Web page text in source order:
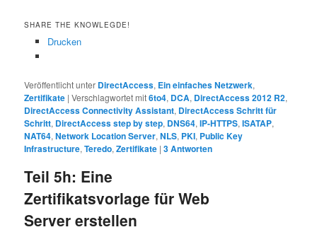
SHARE THE KNOWLEGDE!
Drucken
Veröffentlicht unter DirectAccess, Ein einfaches Netzwerk,
Zertifikate |Verschlagwortet mit6to4, DCA, DirectAccess 2012 R2,
DirectAccess Connectivity Assistant, DirectAccess Schritt für
Schritt, DirectAccess step by step, DNS64,IP-HTTPS,ISATAP,
NAT64,Network Location Server,NLS, PKI, Public Key
Infrastructure,Teredo,Zertifikate |3Antworten
Teil 5h: Eine
Zertifikatsvorlage für Web
Server erstellen